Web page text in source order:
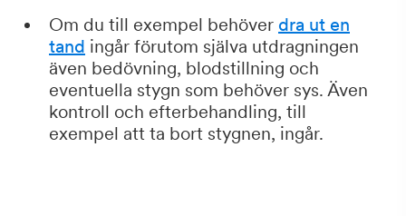
Om du till exempel behöver dra ut en
tand ingår förutom själva utdragningen
även bedövning, blodstillning och
eventuella stygn som behöver sys. Även
kontroll och efterbehandling, till
exempel att ta bort stygnen, ingår.